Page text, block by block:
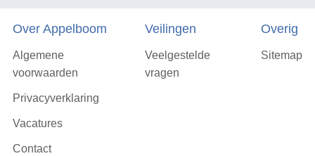
Over Appelboom
Algemene
voorwaarden
Privacyverklaring
Vacatures
Contact
Veilingen
Veelgestelde
vragen
Overig
Sitemap